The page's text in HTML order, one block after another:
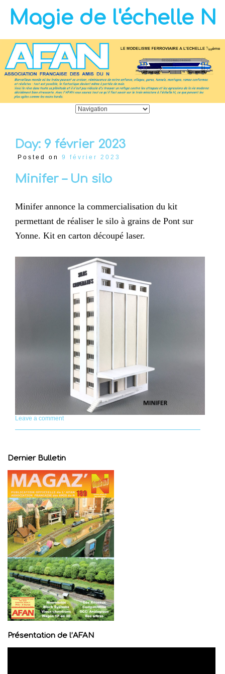
Magie de l'échelle N
Day: 9 février 2023
Posted on 9 février 2023
Minifer – Un silo
Minifer annonce la commercialisation du kit
permettant de réaliser le silo à grains de Pont sur
Yonne. Kit en carton découpé laser.
Leave a comment
Dernier Bulletin
Présentation de l’AFAN